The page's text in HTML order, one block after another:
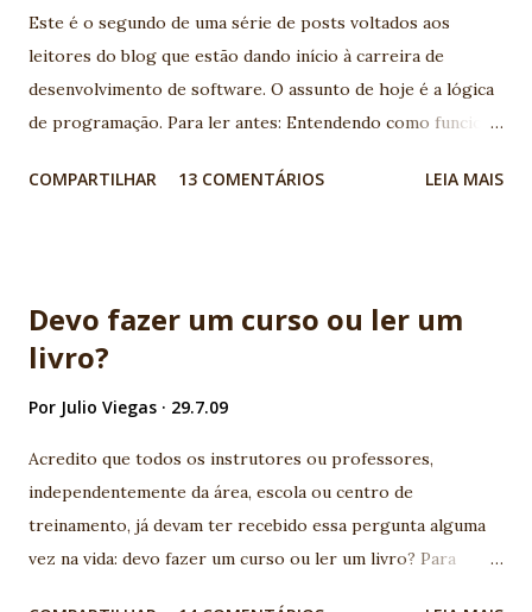
Este é o segundo de uma série de posts voltados aos
leitores do blog que estão dando início à carreira de
desenvolvimento de software. O assunto de hoje é a lógica
de programação. Para ler antes: Entendendo como funciona
programação, lógica, banco de dados A lógica de
fato a Lógica de Programação e como saber se eu tenho
esse pré-requisito? A lógica de programação nada mais é
para que seu objetivo seja alcançado. Para criar essa
organização, instruções simples do programa, como mudar
o valor de uma variável ou desenhar uma imagem na tela do
computador, são interconectadas a estruturas lógicas que
guiam o fluxo da execução do programa. Isso é muito
COMPARTILHAR 13 COMENTÁRIOS LEIA MAIS
Devo fazer um curso ou ler um
livro?
Por Julio Viegas 29.7.09
Acredito que todos os instrutores ou professores,
independentemente da área, escola ou centro de
treinamento, já devam ter recebido essa pergunta alguma
vez na vida: devo fazer um curso ou ler um livro? Para